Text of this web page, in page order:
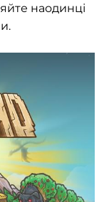
наодинці